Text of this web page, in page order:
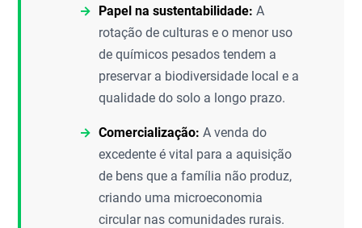
Papel na sustentabilidade: A
rotação de culturas e o menor uso
de químicos pesados tendem a
preservar a biodiversidade local e a
qualidade do solo a longo prazo.
Comercialização: A venda do
excedente é vital para a aquisição
de bens que a família não produz,
criando uma microeconomia
circular nas comunidades rurais.